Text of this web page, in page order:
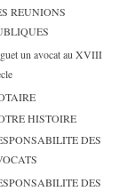
REUNIONS
un avocat au XVIII
HISTOIRE
DES
DES